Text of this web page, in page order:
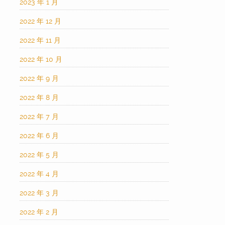
2023 年 1 月
2022 年 12 月
2022 年 11 月
2022 年 10 月
2022 年 9 月
2022 年 8 月
2022 年 7 月
2022 年 6 月
2022 年 5 月
2022 年 4 月
2022 年 3 月
2022 年 2 月